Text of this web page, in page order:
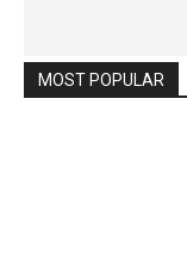
MOST POPULAR